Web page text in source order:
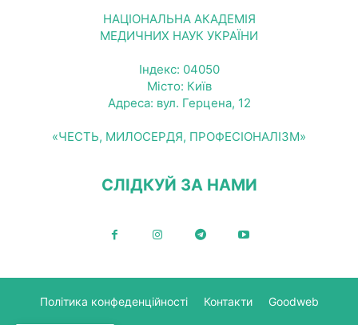
НАЦІОНАЛЬНА АКАДЕМІЯ
МЕДИЧНИХ НАУК УКРАЇНИ
Індекс: 04050
Місто: Київ
Адреса: вул. Герцена, 12
«ЧЕСТЬ, МИЛОСЕРДЯ, ПРОФЕСІОНАЛІЗМ»
СЛІДКУЙ ЗА НАМИ
Політика конфеденційності Контакти Goodweb